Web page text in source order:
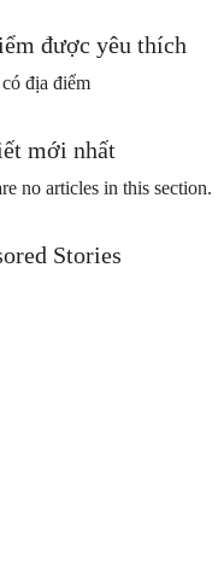
được yêu thích
địa điểm
mới nhất
no articles in this section.
Stories